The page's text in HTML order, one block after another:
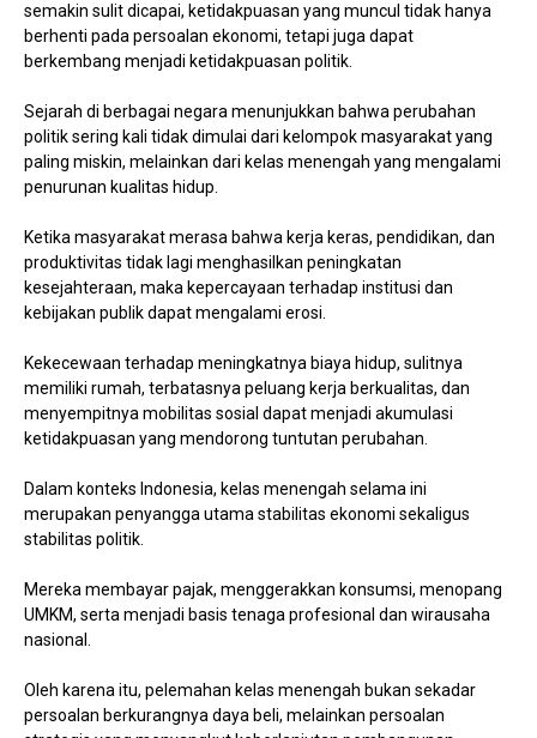
semakin sulit dicapai, ketidakpuasan yang muncul tidak hanya
berhenti pada persoalan ekonomi, tetapi juga dapat
berkembang menjadi ketidakpuasan politik.
Sejarah di berbagai negara menunjukkan bahwa perubahan
politik sering kali tidak dimulai dari kelompok masyarakat yang
paling miskin, melainkan dari kelas menengah yang mengalami
penurunan kualitas hidup.
Ketika masyarakat merasa bahwa kerja keras, pendidikan, dan
produktivitas tidak lagi menghasilkan peningkatan
kesejahteraan, maka kepercayaan terhadap institusi dan
kebijakan publik dapat mengalami erosi.
Kekecewaan terhadap meningkatnya biaya hidup, sulitnya
memiliki rumah, terbatasnya peluang kerja berkualitas, dan
menyempitnya mobilitas sosial dapat menjadi akumulasi
ketidakpuasan yang mendorong tuntutan perubahan.
Dalam konteks Indonesia, kelas menengah selama ini
merupakan penyangga utama stabilitas ekonomi sekaligus
stabilitas politik.
Mereka membayar pajak, menggerakkan konsumsi, menopang
UMKM, serta menjadi basis tenaga profesional dan wirausaha
nasional.
Oleh karena itu, pelemahan kelas menengah bukan sekadar
persoalan berkurangnya daya beli, melainkan persoalan